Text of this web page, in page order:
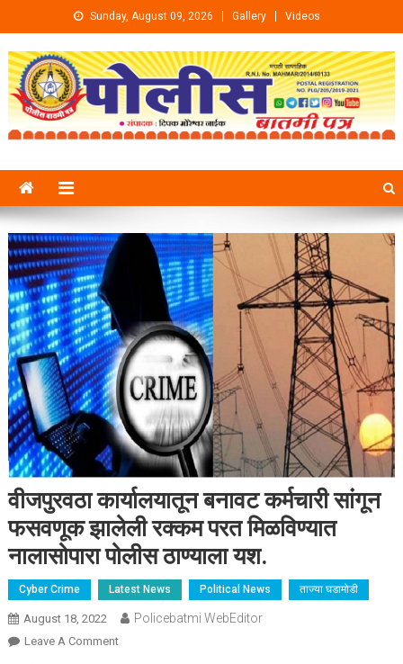
Skip to content Sunday, August 09, 2026 Gallery Videos
वीजपुरवठा कार्यालयातून बनावट कर्मचारी सांगून
फसवणूक झालेली रक्कम परत मिळविण्यात
नालासोपारा पोलीस ठाण्याला यश.
Cyber Crime Latest News Political News ताज्या घडामोडी
August 18, 2022 Policebatmi WebEditor
Leave A CommentOn वीजपुरवठा कार्यालयातून बनावट कर्मचारी सांगून फसवणूक झालेली